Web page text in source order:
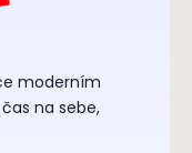
moderním
na sebe,